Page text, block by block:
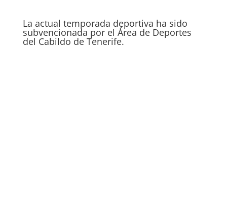
La actual temporada deportiva ha sido
subvencionada por el Área de Deportes
del Cabildo de Tenerife.